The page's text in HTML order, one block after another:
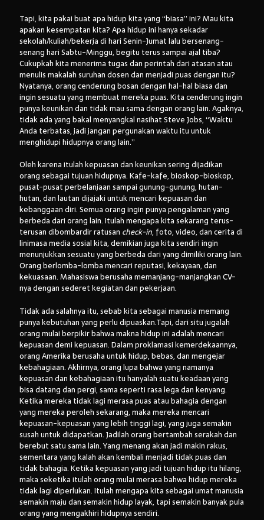
Tapi, kita pakai buat apa hidup kita yang “biasa” ini? Mau kita
apakan kesempatan kita? Apa hidup ini hanya sekadar
sekolah/kuliah/bekerja di hari Senin-Jumat lalu bersenang-
senang hari Sabtu-Minggu, begitu terus sampai ajal tiba?
Cukupkah kita menerima tugas dan perintah dari atasan atau
menulis makalah suruhan dosen dan menjadi puas dengan itu?
Nyatanya, orang cenderung bosan dengan hal-hal biasa dan
ingin sesuatu yang membuat mereka puas. Kita cenderung ingin
punya keunikan dan tidak mau sama dengan orang lain. Agaknya,
tidak ada yang bakal menyangkal nasihat Steve Jobs, “Waktu
Anda terbatas, jadi jangan pergunakan waktu itu untuk
menghidupi hidupnya orang lain.”
Oleh karena itulah kepuasan dan keunikan sering dijadikan
orang sebagai tujuan hidupnya. Kafe-kafe, bioskop-bioskop,
pusat-pusat perbelanjaan sampai gunung-gunung, hutan-
hutan, dan lautan dijajaki untuk mencari kepuasan dan
kebanggaan diri. Semua orang ingin punya pengalaman yang
berbeda dari orang lain. Itulah mengapa kita sekarang terus-
terusan dibombardir ratusan check-in, foto, video, dan cerita di
linimasa media sosial kita, demikian juga kita sendiri ingin
menunjukkan sesuatu yang berbeda dari yang dimiliki orang lain.
Orang berlomba-lomba mencari reputasi, kekayaan, dan
kekuasaan. Mahasiswa berusaha memanjang-manjangkan CV-
nya dengan sederet kegiatan dan pekerjaan.
Tidak ada salahnya itu, sebab kita sebagai manusia memang
punya kebutuhan yang perlu dipuaskan.Tapi, dari situ jugalah
orang mulai berpikir bahwa makna hidup ini adalah mencari
kepuasan demi kepuasan. Dalam proklamasi kemerdekaannya,
orang Amerika berusaha untuk hidup, bebas, dan mengejar
kebahagiaan. Akhirnya, orang lupa bahwa yang namanya
kepuasan dan kebahagiaan itu hanyalah suatu keadaan yang
bisa datang dan pergi, sama seperti rasa lega dan kenyang.
Ketika mereka tidak lagi merasa puas atau bahagia dengan
yang mereka peroleh sekarang, maka mereka mencari
kepuasan-kepuasan yang lebih tinggi lagi, yang juga semakin
susah untuk didapatkan. Jadilah orang bertambah serakah dan
berebut satu sama lain. Yang menang akan jadi makin rakus,
sementara yang kalah akan kembali menjadi tidak puas dan
tidak bahagia. Ketika kepuasan yang jadi tujuan hidup itu hilang,
maka seketika itulah orang mulai merasa bahwa hidup mereka
tidak lagi diperlukan. Itulah mengapa kita sebagai umat manusia
semakin maju dan semakin hidup layak, tapi semakin banyak pula
orang yang mengakhiri hidupnya sendiri.